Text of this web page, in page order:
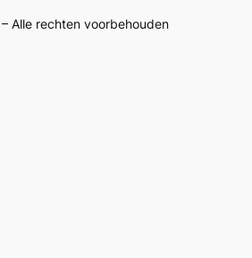
Alle rechten voorbehouden